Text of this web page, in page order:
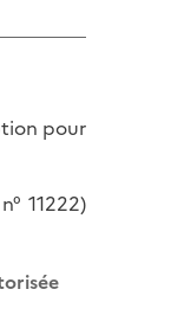
pour
11222)